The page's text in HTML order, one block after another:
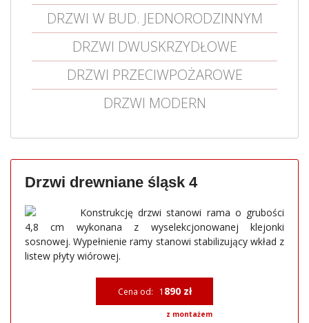
DRZWI W BUD. JEDNORODZINNYM
DRZWI DWUSKRZYDŁOWE
DRZWI PRZECIWPOŻAROWE
DRZWI MODERN
Drzwi drewniane śląsk 4
Konstrukcję drzwi stanowi rama o grubości
4,8 cm wykonana z wyselekcjonowanej klejonki
sosnowej. Wypełnienie ramy stanowi stabilizujący wkład z
listew płyty wiórowej.
Cena od: 1 890 zł
z montażem